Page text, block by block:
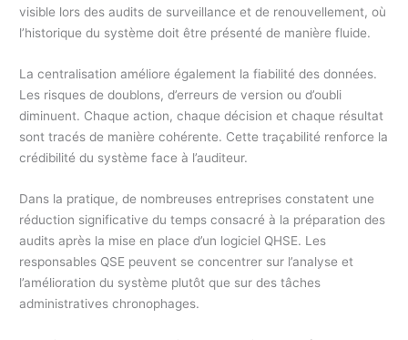
visible lors des audits de surveillance et de renouvellement, où
l’historique du système doit être présenté de manière fluide.
La centralisation améliore également la fiabilité des données.
Les risques de doublons, d’erreurs de version ou d’oubli
diminuent. Chaque action, chaque décision et chaque résultat
sont tracés de manière cohérente. Cette traçabilité renforce la
crédibilité du système face à l’auditeur.
Dans la pratique, de nombreuses entreprises constatent une
réduction significative du temps consacré à la préparation des
audits après la mise en place d’un logiciel QHSE. Les
responsables QSE peuvent se concentrer sur l’analyse et
l’amélioration du système plutôt que sur des tâches
administratives chronophages.